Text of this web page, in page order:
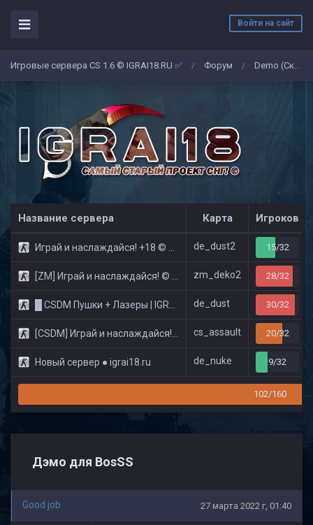
Войти на сайт
Игровые сервера CS 1.6 © IGRAI18.RU ✅ / Форум / Demo (Скриншоты)
Название сервера Карта Игроков
Играй и наслаждайся! +18 © Public de_dust2 15/32
[ZM] Играй и наслаждайся! © Zombie Show zm_deko2 28/32
█ CSDM Пушки + Лазеры | IGRAI18.RU ツ █ de_dust 30/32
[CSDM] Играй и наслаждайся! © Classic cs_assault 20/32
Новый сервер ● igrai18.ru de_nuke 9/32
102/160
Дэмо для BosSS
Good job 27 марта 2022 г, 01:40